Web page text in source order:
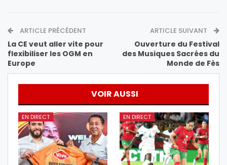
ARTICLE PRÉCÉDENT
La CE veut aller vite pour
flexibiliser les OGM en
Europe
ARTICLE SUIVANT
Ouverture du Festival
des Musiques Sacrées du
Monde de Fès
VOIR AUSSI
EN DIRECT EN DIRECT